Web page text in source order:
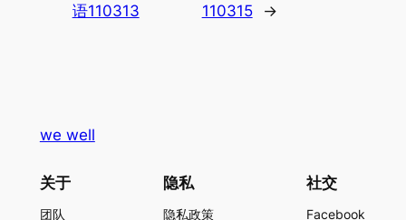
语110313
110315
→
we well
关于
团队
隐私
隐私政策
社交
Facebook